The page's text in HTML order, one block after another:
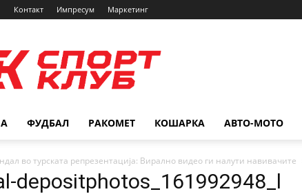
Контакт Импресум Маркетинг
ФУДБАЛ РАКОМЕТ КОШАРКА АВТО-МОТО
во турската репрезентација: Вирално видео ги налути навивачите
depositphotos_161992948_l